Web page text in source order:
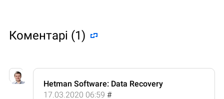
Коментарі (1)
Hetman Software: Data Recovery
17.03.2020 06:59 #